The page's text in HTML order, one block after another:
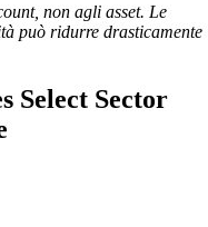
non agli asset. Le
può ridurre drasticamente
Select Sector